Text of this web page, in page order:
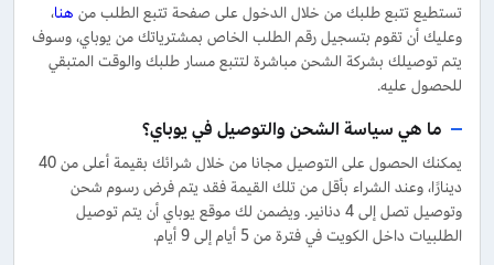
تستطيع تتبع طلبك من خلال الدخول على صفحة تتبع الطلب من هنا،
وعليك أن تقوم بتسجيل رقم الطلب الخاص بمشترياتك من يوباي، وسوف
يتم توصيلك بشركة الشحن مباشرة لتتبع مسار طلبك والوقت المتبقي
للحصول عليه.
ما هي سياسة الشحن والتوصيل في يوباي؟
يمكنك الحصول على التوصيل مجانا من خلال شرائك بقيمة أعلى من 40
دينارًا، وعند الشراء بأقل من تلك القيمة فقد يتم فرض رسوم شحن
وتوصيل تصل إلى 4 دنانير. ويضمن لك موقع يوباي أن يتم توصيل
الطلبيات داخل الكويت في فترة من 5 أيام إلى 9 أيام.